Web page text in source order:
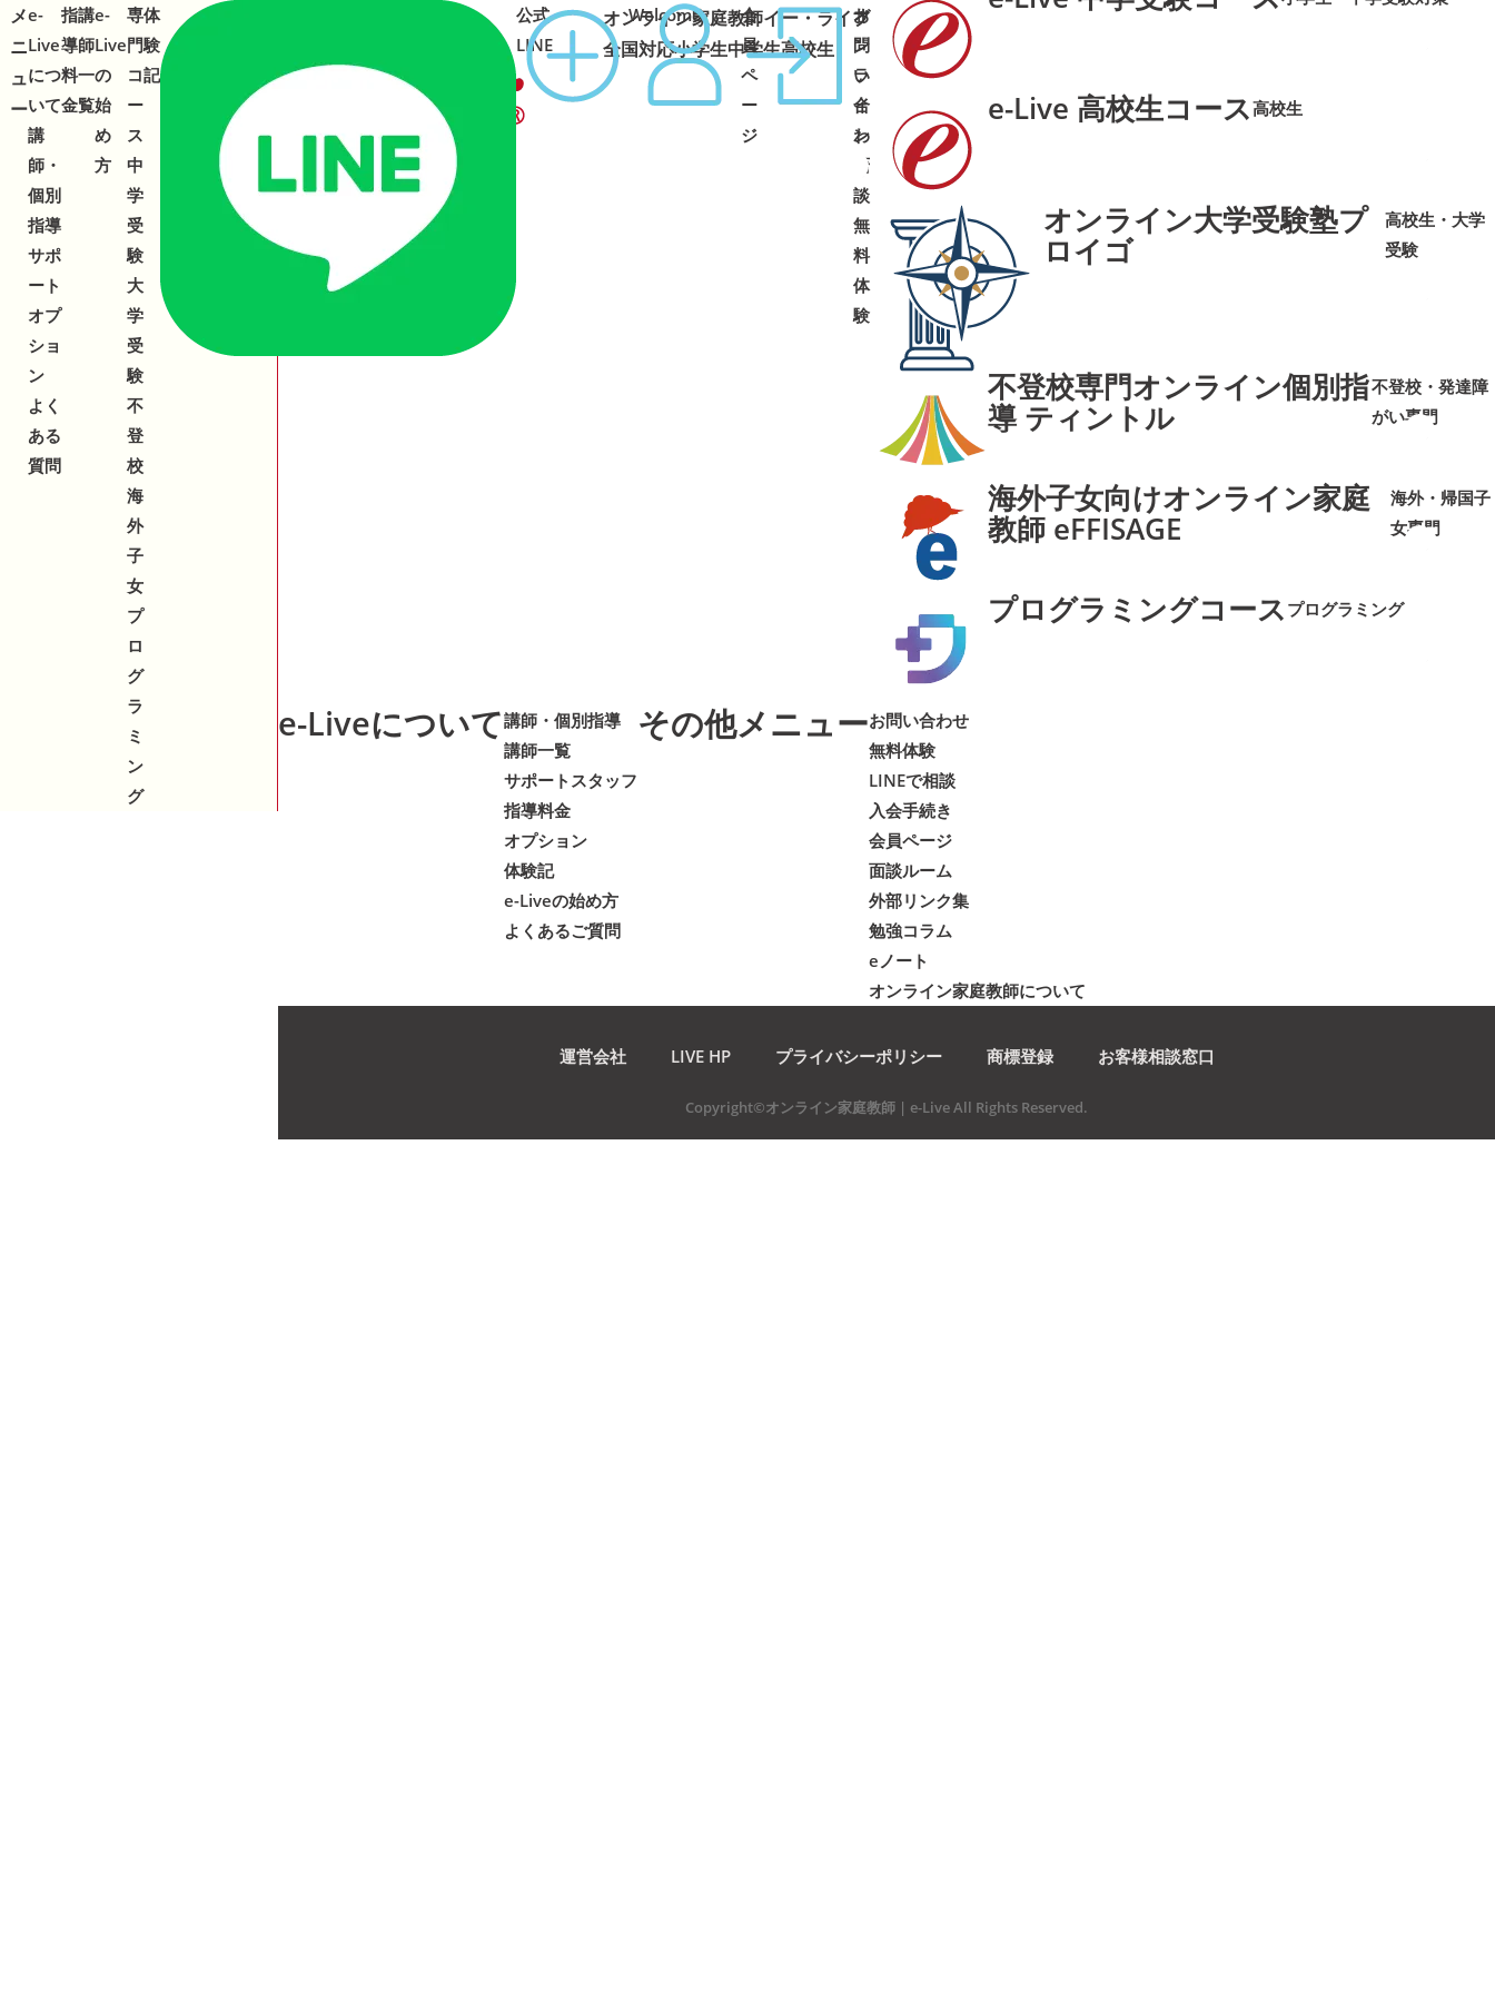
メ
ニ
ュ
ー
オンライン家庭教師イー・ライブ
全国対応小学生中学生高校生
メ
ニ
ュ
ー
e-
Live
につ
いて
講
師・
個別
指導
サポ
ート
オプ
ショ
ン
よく
ある
質問
指
導
料
金
講
師
一
覧
e-
Live
の
始
め
方
専
門
コ
ー
ス
中
学
受
験
大
学
受
験
不
登
校
海
外
子
女
プ
ロ
グ
ラ
ミ
ン
グ
体
験
記
公式
LINE
Welcome
会
員
ペ
ー
ジ
オ
ン
ラ
イ
ン
面
談
お
問
い
合
わ
せ
・
無
料
体
験
➜
21:00 土日祝可
コース
e-Live 高校生コース高校生
オンライン大学受験塾プ
ロイゴ
高校生・大学
受験
不登校専門オンライン個別指
導 ティントル
不登校・発達障
がい専門
海外子女向けオンライン家庭
教師 eFFISAGE
海外・帰国子
女専門
プログラミングコース プログラミング
e-Liveについて講師・個別指導
講師一覧
サポートスタッフ
指導料金
オプション
体験記
e-Liveの始め方
よくあるご質問
その他メニューお問い合わせ
無料体験
LINEで相談
入会手続き
会員ページ
面談ルーム
外部リンク集
勉強コラム
eノート
オンライン家庭教師について
運営会社 LIVE HP プライバシーポリシー 商標登録 お客様相談窓口
Copyright©オンライン家庭教師 | e-Live All Rights Reserved.